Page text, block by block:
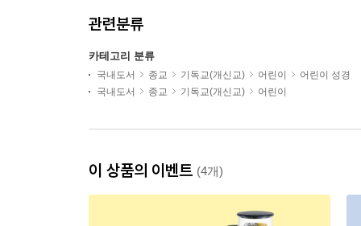
관련분류
카테고리 분류
국내도서 종교 기독교(개신교) 어린이
어린이 성경
국내도서
종교 기독교(개신교) 어린이
이 상품의 이벤트 (4개)